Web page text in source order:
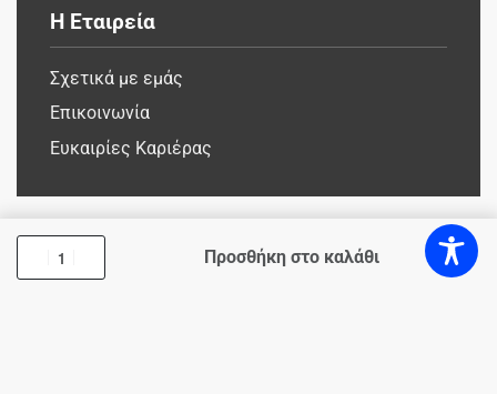
Η Εταιρεία
Σχετικά με εμάς
Επικοινωνία
Ευκαιρίες Καριέρας
Προσθήκη στο καλάθι